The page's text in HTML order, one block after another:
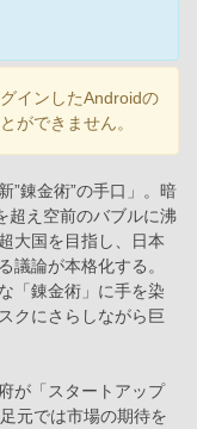
インしたAndroidの
ができません。
錬金術”の手口」。暗
超え空前のバブルに沸
大国を目指し、日本
議論が本格化する。
「錬金術」に手を染
クにさらしながら巨
が「スタートアップ
元では市場の期待を